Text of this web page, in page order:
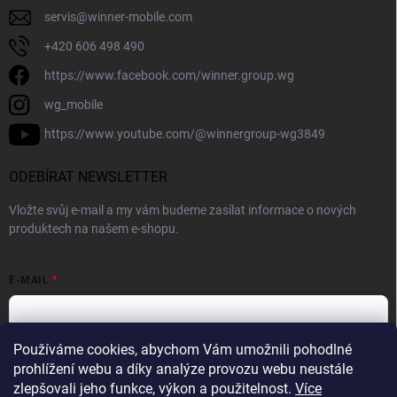
Používáme cookies, abychom Vám umožnili pohodlné
prohlížení webu a díky analýze provozu webu neustále
zlepšovali jeho funkce, výkon a použitelnost. Více
servis@winner-mobile.com
+420 606 498 490
https://www.facebook.com/winner.group.wg
wg_mobile
https://www.youtube.com/@winnergroup-wg3849
ODEBÍRAT NEWSLETTER
Vložte svůj e-mail a my vám budeme zasílat informace o nových
produktech na našem e-shopu.
E-MAIL
Vložením e-mailové adresy souhlasíte se zpracováním osobních
údajů v souladu seZásadami ochrany osobních údajů.